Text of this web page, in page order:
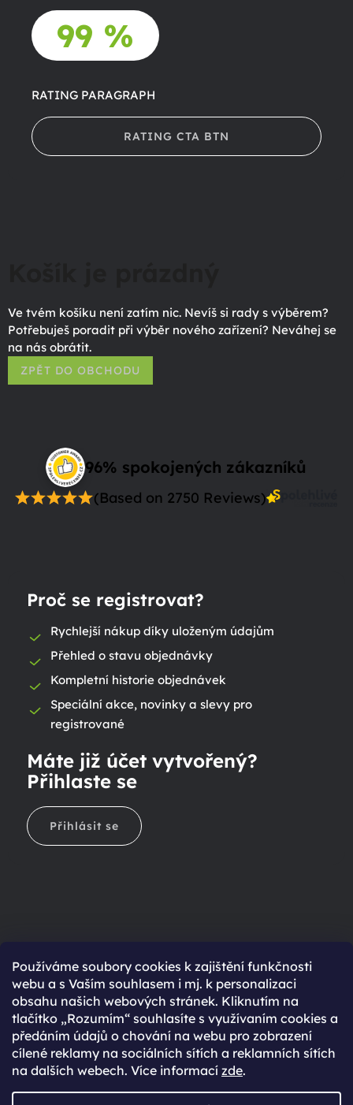
Používáme soubory cookies k zajištění funkčnosti
webu a s Vaším souhlasem i mj. k personalizaci
obsahu našich webových stránek. Kliknutím na
tlačítko „Rozumím“ souhlasíte s využívaním cookies a
předáním údajů o chování na webu pro zobrazení
cílené reklamy na sociálních sítích a reklamních sítích
na dalších webech. Více informací zde.
99 %
RATING PARAGRAPH
RATING CTA BTN
Ve tvém košíku není zatím nic. Nevíš si rady s výběrem?
Potřebuješ poradit při výběr nového zařízení? Neváhej se
na nás obrátit.
ZPĚT DO OBCHODU
96% spokojených zákazníků
(Based on 2750 Reviews)
Proč se registrovat?
Rychlejší nákup díky uloženým údajům
Přehled o stavu objednávky
Kompletní historie objednávek
Speciální akce, novinky a slevy pro
registrované
Máte již účet vytvořený?
Přihlaste se
Přihlásit se
Ještě nemáte účet?
Rychlejší nákup díky uloženým údajům
Přehled o stavu objednávky
Kompletní historie objednávek
Speciální akce, novinky a slevy pro registrované